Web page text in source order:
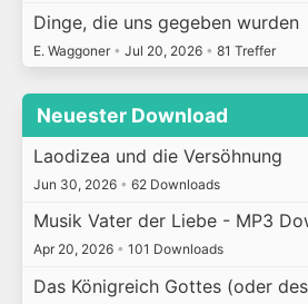
Dinge, die uns gegeben wurden
E. Waggoner • Jul 20, 2026 • 81 Treffer
Neuester Download
Laodizea und die Versöhnung
Jun 30, 2026 • 62 Downloads
Musik Vater der Liebe - MP3
Apr 20, 2026 • 101 Downloads
Das Königreich Gottes (oder